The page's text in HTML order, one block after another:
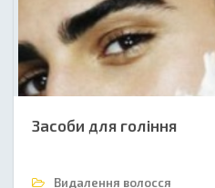
Засоби для гоління
Видалення волосся